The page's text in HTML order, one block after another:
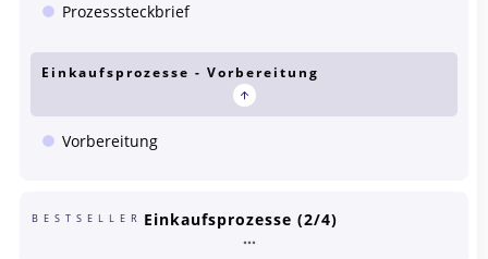
Prozesssteckbrief
Einkaufsprozesse - Vorbereitung
Vorbereitung
BESTSELLER Einkaufsprozesse (2/4)